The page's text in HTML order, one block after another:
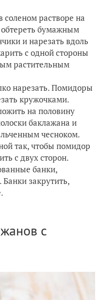
растворе на
бумажным
и нарезать вдоль
с одной стороны
растительным
нарезать. Помидоры
кружочками.
на половину
баклажана и
чесноком.
так, чтобы помидор
с двух сторон.
банки,
Банки закрутить,
с